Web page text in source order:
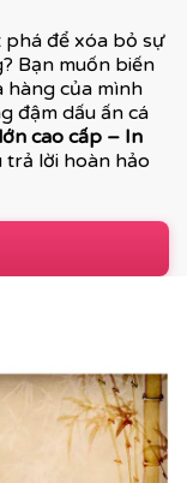
để xóa bỏ sự
Bạn muốn biến
hàng của mình
đậm dấu ấn cá
cao cấp – In
trả lời hoàn hảo